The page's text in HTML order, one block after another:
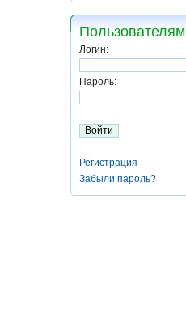
Пользователям
Логин:
Пароль:
Регистрация
Забыли пароль?